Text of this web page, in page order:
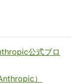
公式ブロ
）